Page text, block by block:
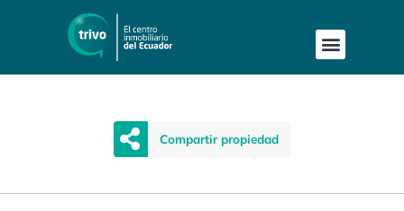
Compartir propiedad